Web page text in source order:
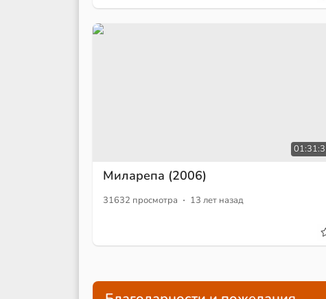
Миларепа (2006)
31632 просмотра · 13 лет назад